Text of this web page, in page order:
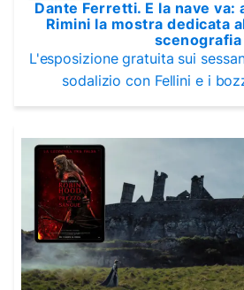
Dante Ferretti. E la nave va:
Rimini la mostra dedicata
scenografia
L'esposizione gratuita sui
sodalizio con Fellini e i